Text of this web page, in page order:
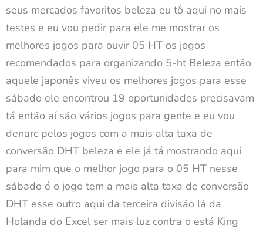
seus mercados favoritos beleza eu tô aqui no mais
testes e eu vou pedir para ele me mostrar os
melhores jogos para ouvir 05 HT os jogos
recomendados para organizando 5-ht Beleza então
aquele japonês viveu os melhores jogos para esse
sábado ele encontrou 19 oportunidades precisavam
tá então aí são vários jogos para gente e eu vou
denarc pelos jogos com a mais alta taxa de
conversão DHT beleza e ele já tá mostrando aqui
para mim que o melhor jogo para o 05 HT nesse
sábado é o jogo tem a mais alta taxa de conversão
DHT esse outro aqui da terceira divisão lá da
Holanda do Excel ser mais luz contra o está King